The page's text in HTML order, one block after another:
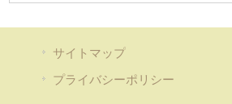
サイトマップ
プライバシーポリシー